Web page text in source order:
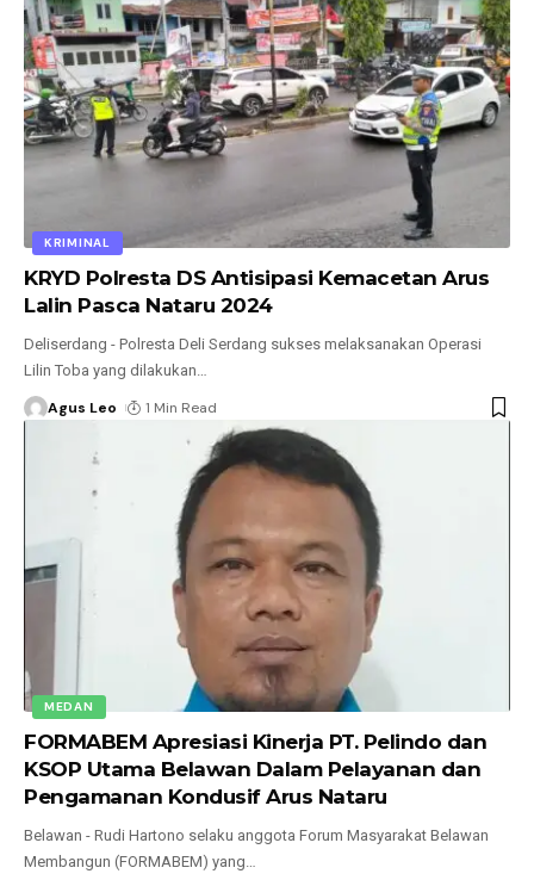
KRIMINAL
KRYD Polresta DS Antisipasi Kemacetan Arus
Lalin Pasca Nataru 2024
Deliserdang - Polresta Deli Serdang sukses melaksanakan Operasi
Lilin Toba yang dilakukan…
Agus Leo 1 Min Read
MEDAN
FORMABEM Apresiasi Kinerja PT. Pelindo dan
KSOP Utama Belawan Dalam Pelayanan dan
Pengamanan Kondusif Arus Nataru
Belawan - Rudi Hartono selaku anggota Forum Masyarakat Belawan
Membangun (FORMABEM) yang